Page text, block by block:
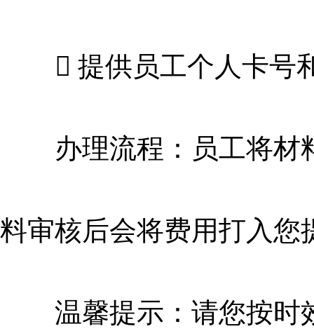
 提供员工个人卡号
办理流程：员工将材
料审核后会将费用打入您
温馨提示：请您按时